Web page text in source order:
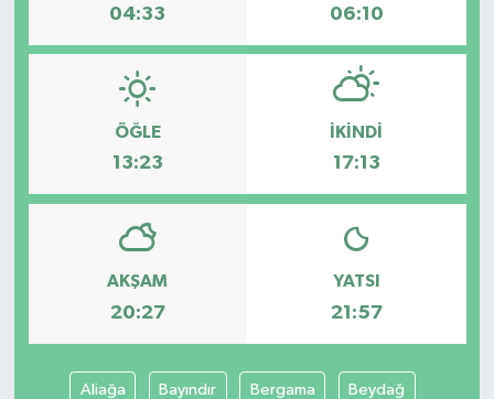
04:33 06:10
ÖĞLE
13:23
İKINDI
17:13
AKŞAM
20:27
YATSI
21:57
Aliağa Bayındır Bergama Beydağ